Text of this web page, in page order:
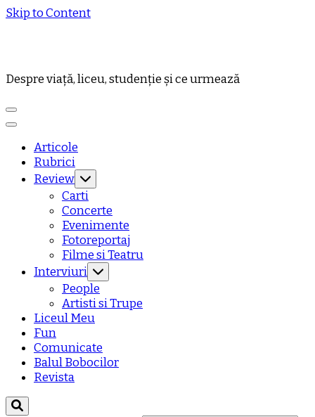
Skip to Content
Despre viață, liceu, studenție și ce urmează
Articole
Rubrici
Review
Carti
Concerte
Evenimente
Fotoreportaj
Filme si Teatru
Interviuri
People
Artisti si Trupe
Liceul Meu
Fun
Comunicate
Balul Bobocilor
Revista